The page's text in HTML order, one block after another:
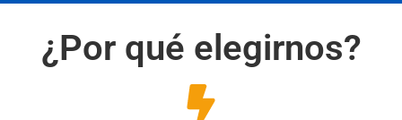
¿Por qué elegirnos?